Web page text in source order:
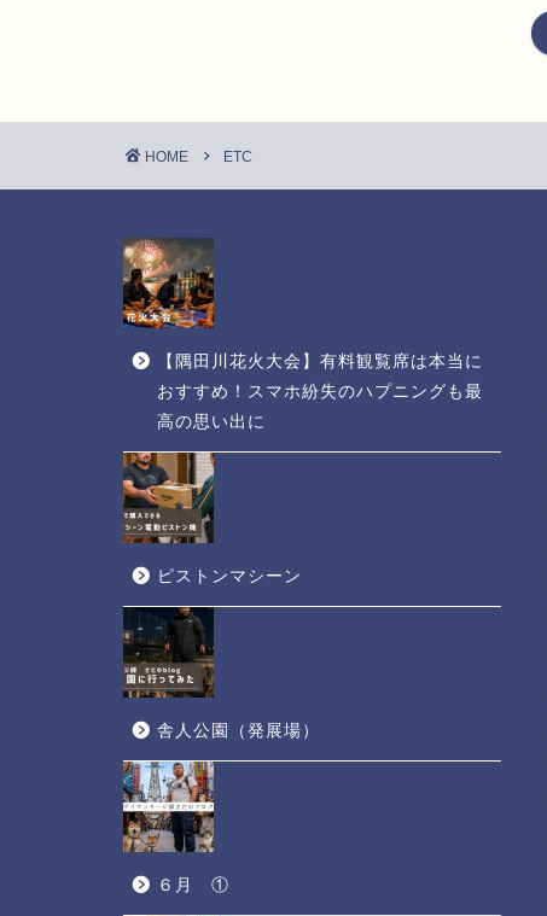
HOME ETC
【隅田川花火大会】有料観覧席は本当に
おすすめ！スマホ紛失のハプニングも最
高の思い出に
ピストンマシーン
舎人公園（発展場）
６月 ①